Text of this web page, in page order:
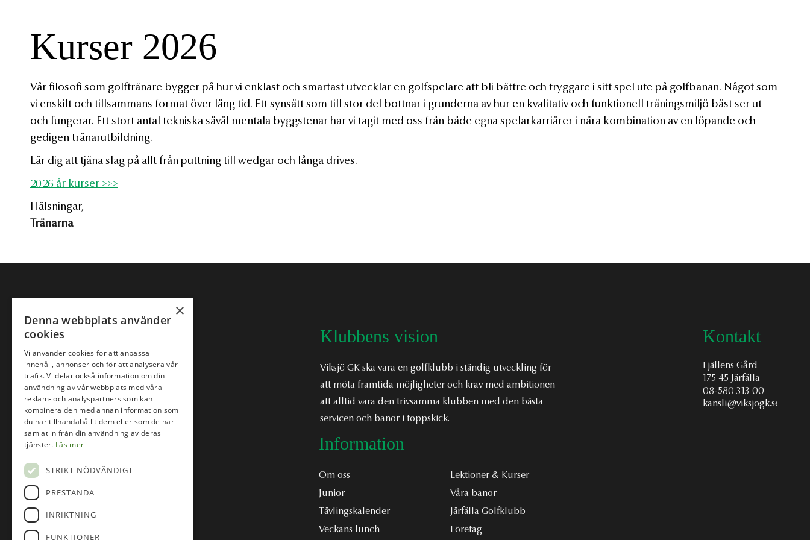
Kurser 2026
Vår filosofi som golftränare bygger på hur vi enklast och smartast utvecklar en golfspelare att bli bättre och tryggare i sitt spel ute på golfbanan. Något som
vi enskilt och tillsammans format över lång tid. Ett synsätt som till stor del bottnar i grunderna av hur en kvalitativ och funktionell träningsmiljö bäst ser ut
och fungerar. Ett stort antal tekniska såväl mentala byggstenar har vi tagit med oss från både egna spelarkarriärer i nära kombination av en löpande och
gedigen tränarutbildning.
Lär dig att tjäna slag på allt från puttning till wedgar och långa drives.
2026 år kurser >>>
Hälsningar,
Tränarna
Klubbens vision
Viksjö GK ska vara en golfklubb i ständig utveckling för
att möta framtida möjligheter och krav med ambitionen
att alltid vara den trivsamma klubben med den bästa
servicen och banor i toppskick.
Kontakt
Fjällens Gård
175 45 Järfälla
08-580 313 00
kansli@viksjogk.se
Följ oss på
Instagram
Information
Om oss
Lektioner & Kurser
Junior
Våra banor
Tävlingskalender
Järfälla Golfklubb
Veckans lunch
Företag
×
Denna webbplats använder
cookies
Vi använder cookies för att anpassa
innehåll, annonser och för att analysera vår
trafik. Vi delar också information om din
användning av vår webbplats med våra
reklam- och analyspartners som kan
kombinera den med annan information som
du har tillhandahållit dem eller som de har
samlat in från din användning av deras
tjänster. Läs mer
STRIKT NÖDVÄNDIGT
PRESTANDA
INRIKTNING
FUNKTIONER